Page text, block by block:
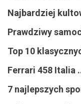
Najbardziej
Prawdziwy
Top 10
Ferrari 458 Italia
7 najlepszych